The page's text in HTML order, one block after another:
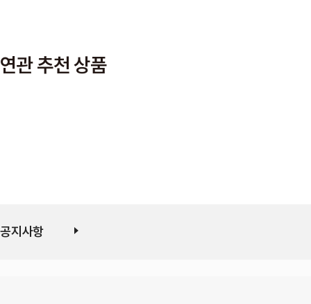
연관 추천 상품
공지사항